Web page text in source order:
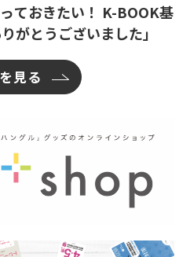
ておきたい！ K-BOOK基
がとうございました」
見る